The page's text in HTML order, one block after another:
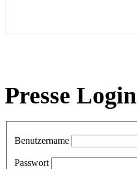
Presse Login
Benutzername
Passwort